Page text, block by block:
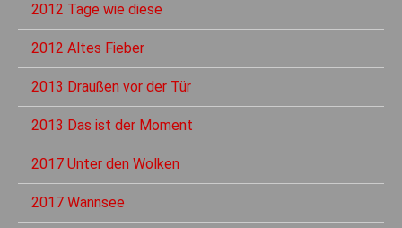
2012 Tage wie diese
2012 Altes Fieber
2013 Draußen vor der Tür
2013 Das ist der Moment
2017 Unter den Wolken
2017 Wannsee